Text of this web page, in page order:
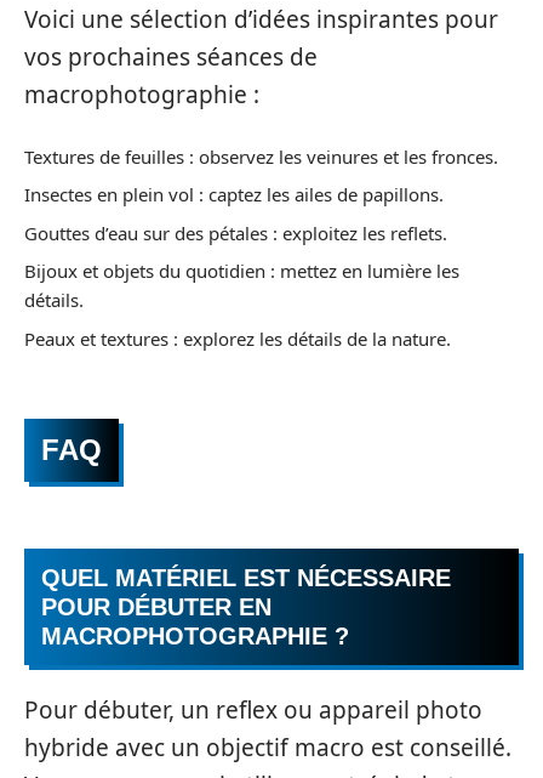
Voici une sélection d’idées inspirantes pour
vos prochaines séances de
macrophotographie :
Textures de feuilles : observez les veinures et les fronces.
Insectes en plein vol : captez les ailes de papillons.
Gouttes d’eau sur des pétales : exploitez les reflets.
Bijoux et objets du quotidien : mettez en lumière les
détails.
Peaux et textures : explorez les détails de la nature.
FAQ
QUEL MATÉRIEL EST NÉCESSAIRE
POUR DÉBUTER EN
MACROPHOTOGRAPHIE ?
Pour débuter, un reflex ou appareil photo
hybride avec un objectif macro est conseillé.